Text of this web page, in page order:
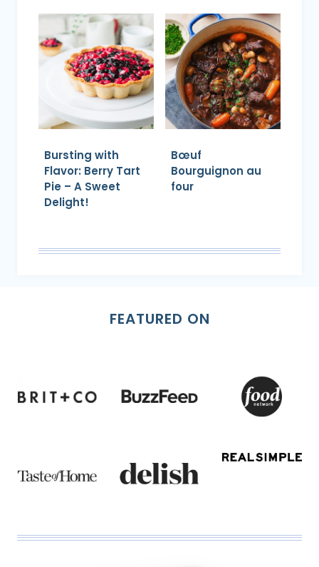
Bursting with
Flavor: Berry Tart
Pie – A Sweet
Delight!
Bœuf
Bourguignon au
four
FEATURED ON